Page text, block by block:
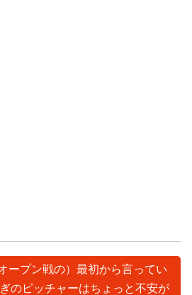
ープン戦の）最初から言ってい
のピッチャーはちょっと不安が